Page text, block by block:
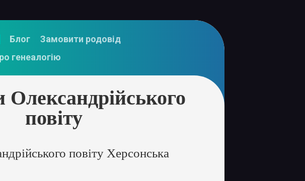
Блог
Замовити родовід
генеалогію
повіту
повіту Херсонська